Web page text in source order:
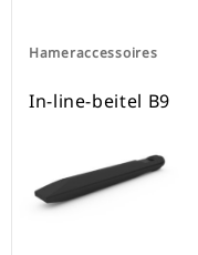
Hameraccessoires
In-line-beitel B9